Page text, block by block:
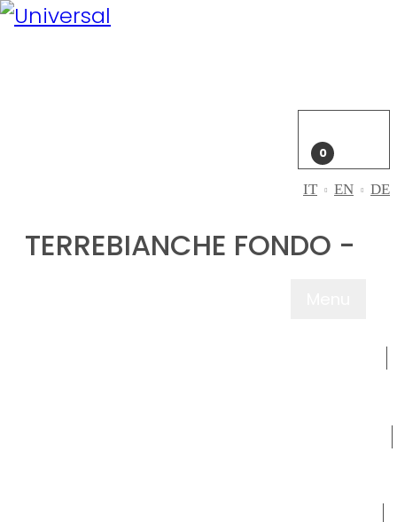
0
IT EN DE
TERREBIANCHE FONDO -